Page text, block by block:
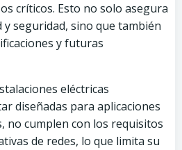
críticos. Esto no solo asegura
y seguridad, sino que también
y futuras
eléctricas
diseñadas para aplicaciones
no cumplen con los requisitos
de redes, lo que limita su